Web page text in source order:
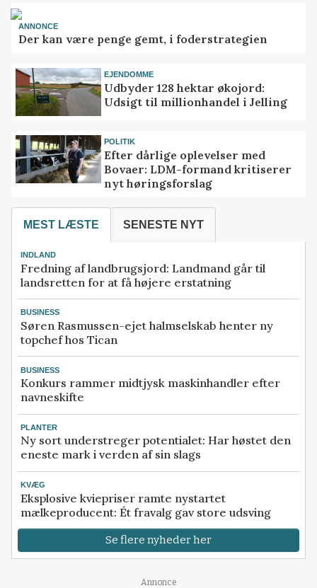
ANNONCE
Der kan være penge gemt, i foderstrategien
EJENDOMME
Udbyder 128 hektar økojord:
Udsigt til millionhandel i Jelling
POLITIK
Efter dårlige oplevelser med
Bovaer: LDM-formand kritiserer
nyt høringsforslag
MEST LÆSTE SENESTE NYT
INDLAND
Fredning af landbrugsjord: Landmand går til
landsretten for at få højere erstatning
BUSINESS
Søren Rasmussen-ejet halmselskab henter ny
topchef hos Tican
BUSINESS
Konkurs rammer midtjysk maskinhandler efter
navneskifte
PLANTER
Ny sort understreger potentialet: Har høstet den
eneste mark i verden af sin slags
KVÆG
Eksplosive kviepriser ramte nystartet
mælkeproducent: Ét fravalg gav store udsving
Se flere nyheder her
Annonce